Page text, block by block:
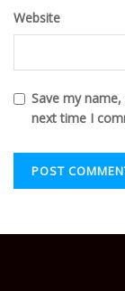
Website
Save my
next time I